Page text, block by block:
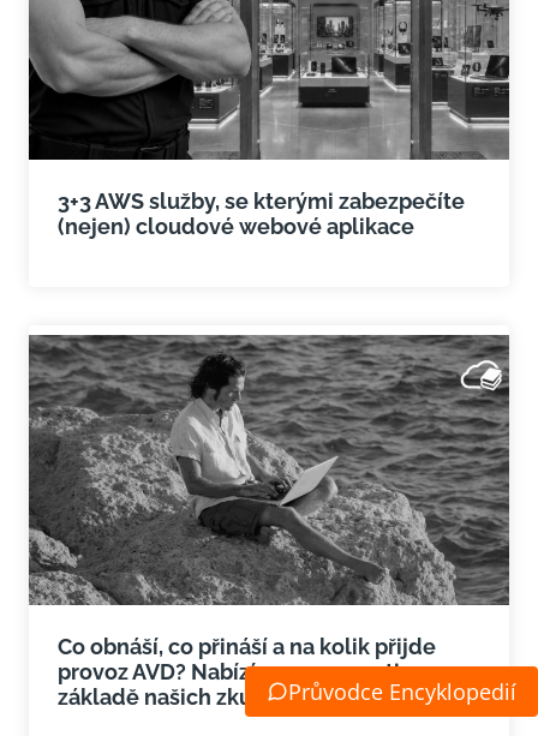
3+3 AWS služby, se kterými zabezpečíte
(nejen) cloudové webové aplikace
Co obnáší, co přináší a na kolik přijde
provoz AVD? Nabízíme pro a proti na
základě našich zkušenostíPrůvodce Encyklopedií